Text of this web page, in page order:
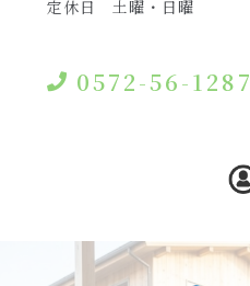
定休日 土曜・日曜
0572-56-1287